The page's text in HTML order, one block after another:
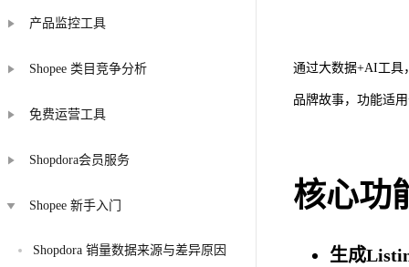
产品监控工具
Shopee 类目竞争分析
免费运营工具
Shopdora会员服务
Shopee 新手入门
Shopdora 销量数据来源与差异原因
通过大数据+AI工具
品牌故事，功能适
核心功
生成